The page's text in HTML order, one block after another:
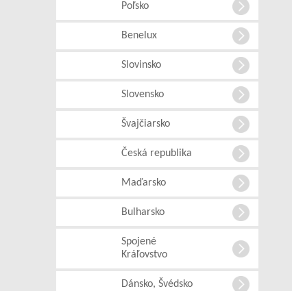
Poľsko
Benelux
Slovinsko
Slovensko
Švajčiarsko
Česká republika
Maďarsko
Bulharsko
Spojené
Kráľovstvo
Dánsko, Švédsko